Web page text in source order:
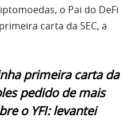
o Pai do DeFi
carta da SEC, a
primeira carta da
pedido de mais
o YFI: levantei